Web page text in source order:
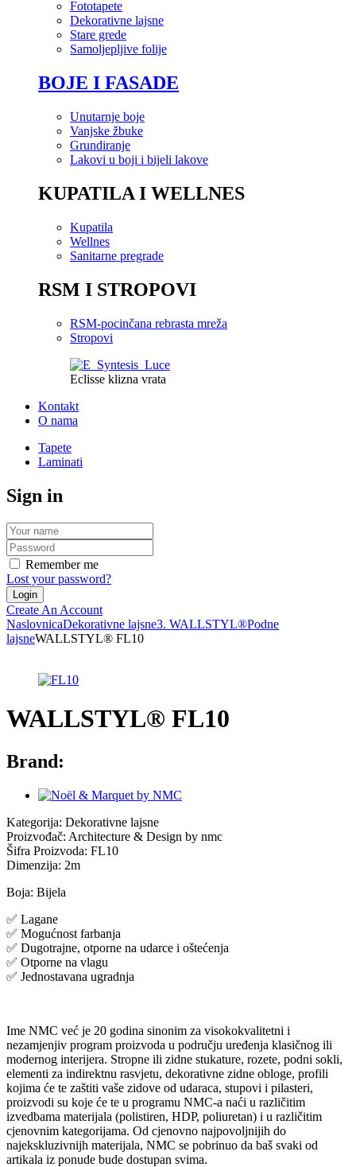
Fototapete
Dekorativne lajsne
Stare grede
Samoljepljive folije
BOJE I FASADE
Unutarnje boje
Vanjske žbuke
Grundiranje
Lakovi u boji i bijeli lakove
KUPATILA I WELLNES
Kupatila
Wellnes
Sanitarne pregrade
RSM I STROPOVI
RSM-pocinčana rebrasta mreža
Stropovi
Eclisse klizna vrata
Kontakt
O nama
Tapete
Laminati
Sign in
Remember me
Lost your password?
Create An Account
NaslovnicaDekorativne lajsne3. WALLSTYL®Podne
lajsneWALLSTYL® FL10
WALLSTYL® FL10
Brand:
Kategorija: Dekorativne lajsne
Proizvođač: Architecture & Design by nmc
Šifra Proizvoda: FL10
Dimenzija: 2m
Boja: Bijela
✅ Lagane
✅ Mogućnost farbanja
✅ Dugotrajne, otporne na udarce i oštećenja
✅ Otporne na vlagu
✅ Jednostavana ugradnja
Ime NMC već je 20 godina sinonim za visokokvalitetni i
nezamjenjiv program proizvoda u području uređenja klasičnog ili
modernog interijera. Stropne ili zidne stukature, rozete, podni sokli,
elementi za indirektnu rasvjetu, dekorativne zidne obloge, profili
kojima će te zaštiti vaše zidove od udaraca, stupovi i pilasteri,
proizvodi su koje će te u programu NMC-a naći u različitim
izvedbama materijala (polistiren, HDP, poliuretan) i u različitim
cjenovnim kategorijama. Od cjenovno najpovoljnijih do
najekskluzivnijh materijala, NMC se pobrinuo da baš svaki od
artikala iz ponude bude dostupan svima.